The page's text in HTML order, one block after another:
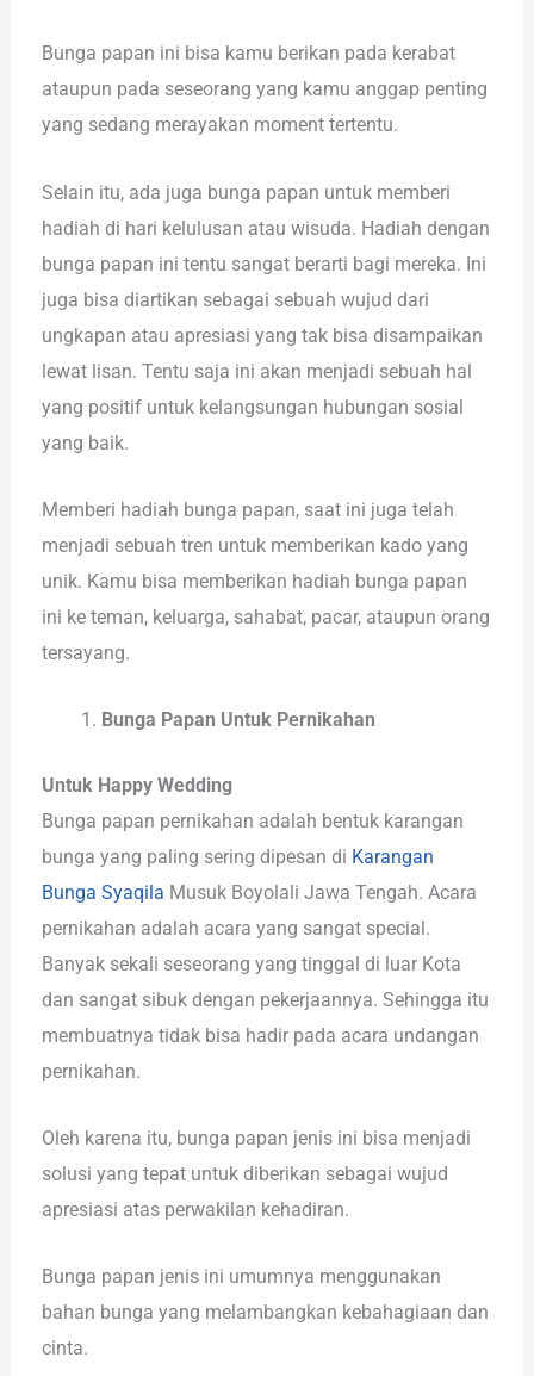
Bunga papan ini bisa kamu berikan pada kerabat
ataupun pada seseorang yang kamu anggap penting
yang sedang merayakan moment tertentu.
Selain itu, ada juga bunga papan untuk memberi
hadiah di hari kelulusan atau wisuda. Hadiah dengan
bunga papan ini tentu sangat berarti bagi mereka. Ini
juga bisa diartikan sebagai sebuah wujud dari
ungkapan atau apresiasi yang tak bisa disampaikan
lewat lisan. Tentu saja ini akan menjadi sebuah hal
yang positif untuk kelangsungan hubungan sosial
yang baik.
Memberi hadiah bunga papan, saat ini juga telah
menjadi sebuah tren untuk memberikan kado yang
unik. Kamu bisa memberikan hadiah bunga papan
ini ke teman, keluarga, sahabat, pacar, ataupun orang
tersayang.
Bunga Papan Untuk Pernikahan
Untuk Happy Wedding
Bunga papan pernikahan adalah bentuk karangan
bunga yang paling sering dipesan di Karangan
Bunga Syaqila Musuk Boyolali Jawa Tengah. Acara
pernikahan adalah acara yang sangat special.
Banyak sekali seseorang yang tinggal di luar Kota
dan sangat sibuk dengan pekerjaannya. Sehingga itu
membuatnya tidak bisa hadir pada acara undangan
pernikahan.
Oleh karena itu, bunga papan jenis ini bisa menjadi
solusi yang tepat untuk diberikan sebagai wujud
apresiasi atas perwakilan kehadiran.
Bunga papan jenis ini umumnya menggunakan
bahan bunga yang melambangkan kebahagiaan dan
cinta.